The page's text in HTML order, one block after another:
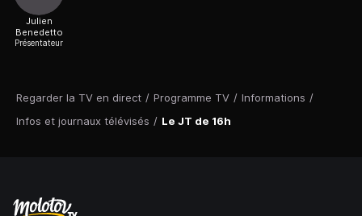
Regarder la TV en direct / Programme TV / Informations /
Infos et journaux télévisés / Le JT de 16h
Julien
Benedetto
Présentateur